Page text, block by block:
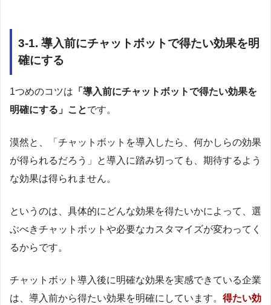
3-1. 導入前にチャットボットで得たい効果を明
確にする
1つめのコツは 「導入前にチャットボットで得たい効果を
明確にする」ことです。
漠然と、「チャットボットを導入したら、何かしらの効果
が得られるだろう」と導入に踏み切っても、期待するよう
な効果は得られません。
というのは、具体的にどんな効果を得たいかによって、選
ぶべきチャットボットや必要なカスタマイズが変わってく
るからです。
チャットボット導入後に明確な効果を実感できている企業
は、導入前から得たい効果を明確にしています。 得たい効